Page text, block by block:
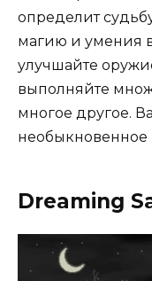
определит
магию и умения
улучшайте
выполняйте
многое другое.
Dreaming